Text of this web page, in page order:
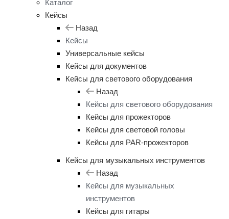
Каталог
Кейсы
Назад
Кейсы
Универсальные кейсы
Кейсы для документов
Кейсы для светового оборудования
Назад
Кейсы для светового оборудования
Кейсы для прожекторов
Кейсы для световой головы
Кейсы для PAR-прожекторов
Кейсы для музыкальных инструментов
Назад
Кейсы для музыкальных
инструментов
Кейсы для гитары